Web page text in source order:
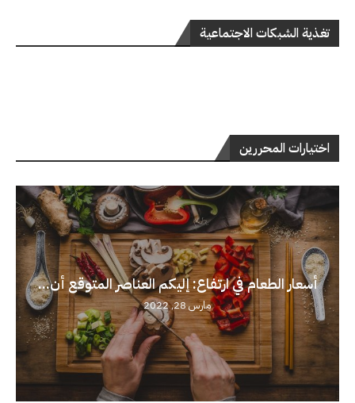
تغذية الشبكات الاجتماعية
اختيارات المحررين
أسعار الطعام في ارتفاع: إليكم العناصر المتوقع أن...
مارس 28, 2022